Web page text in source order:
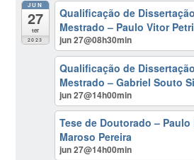
JUN
27
ter
2023
Qualificação de
Mestrado – Paulo Vitor
jun 27@08h30min
Qualificação de
Mestrado – Gabriel Souto
jun 27@14h00min
Tese de Doutorado – Paulo
Maroso Pereira
jun 27@14h00min